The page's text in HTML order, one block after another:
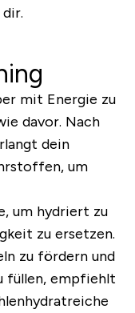
mit Energie zu
davor. Nach
dein
um
um hydriert zu
zu ersetzen.
zu fördern und
füllen, empfiehlt